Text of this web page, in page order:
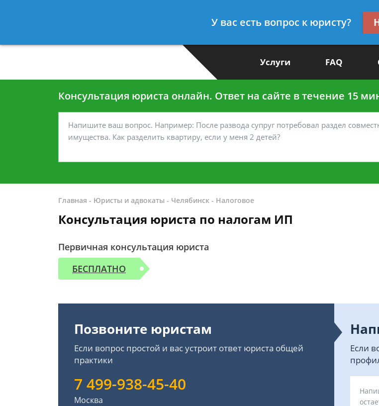
7 812-467-35-90
Услуги FAQ
Консультация юриста онлайн. Ответ на сайте в течение 15
Главная - Юристы и адвокаты - Челябинск - Налоговое
Консультация юриста по налогам ИП
Первичная консультация юриста
БЕСПЛАТНО
Позвоните юристам
Если вопрос простой и вас устроит ответ юриста общей
практики
7 499-938-45-40
Москва
Если
У вас есть вопрос к юристу?